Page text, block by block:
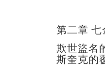
第二章
欺世盜名
斯奎克的